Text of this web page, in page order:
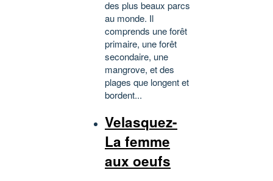
des plus beaux parcs
au monde. Il
comprends une forêt
primaire, une forêt
secondaire, une
mangrove, et des
plages que longent et
bordent...
Velasquez-
La femme
aux oeufs